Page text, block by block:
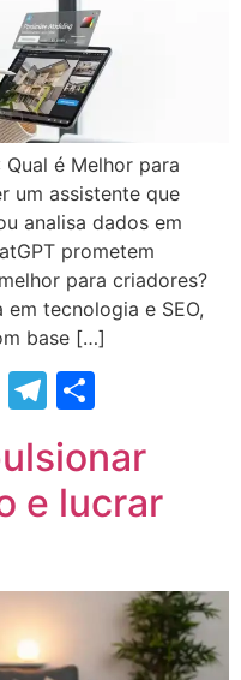
Qual é Melhor para
um assistente que
analisa dados em
prometem
para criadores?
tecnologia e SEO,
base […]
WhatsApp
Telegram
e lucrar